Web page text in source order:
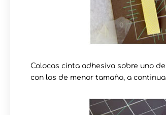
Colocas cinta adhesiva sobre uno
con los de menor tamaño, a